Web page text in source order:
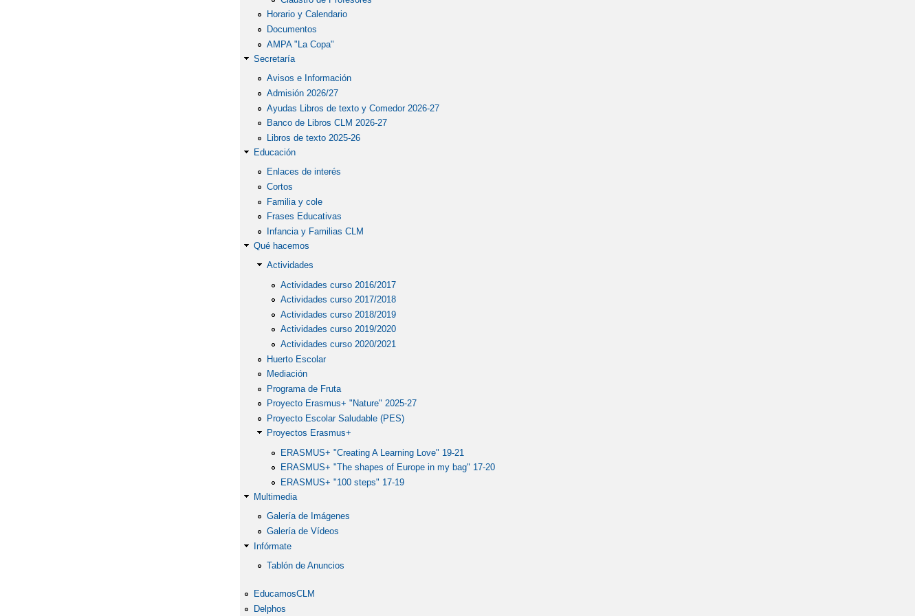
Horario y Calendario
Documentos
AMPA "La Copa"
Secretaría
Avisos e Información
Admisión 2026/27
Ayudas Libros de texto y Comedor 2026-27
Banco de Libros CLM 2026-27
Libros de texto 2025-26
Educación
Enlaces de interés
Cortos
Familia y cole
Frases Educativas
Infancia y Familias CLM
Qué hacemos
Actividades
Actividades curso 2016/2017
Actividades curso 2017/2018
Actividades curso 2018/2019
Actividades curso 2019/2020
Actividades curso 2020/2021
Huerto Escolar
Mediación
Programa de Fruta
Proyecto Erasmus+ "Nature" 2025-27
Proyecto Escolar Saludable (PES)
Proyectos Erasmus+
ERASMUS+ "Creating A Learning Love" 19-21
ERASMUS+ "The shapes of Europe in my bag" 17-20
ERASMUS+ "100 steps" 17-19
Multimedia
Galería de Imágenes
Galería de Vídeos
Infórmate
Tablón de Anuncios
EducamosCLM
Delphos